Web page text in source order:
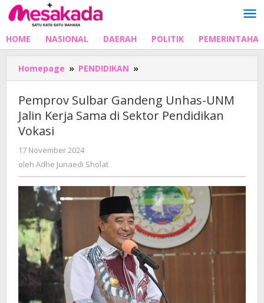
Lewati
ke
HOME NASIONAL DAERAH POLITIK
Homepage » PENDIDIKAN »
Sulbar
Unhas-
UNM
Sektor
Pendidikan
Vokasi
Pemprov Sulbar Gandeng Unhas-UNM
Jalin Kerja Sama di Sektor Pendidikan
Vokasi
17 November 2024
Adhe
oleh Adhe Junaedi Sholat